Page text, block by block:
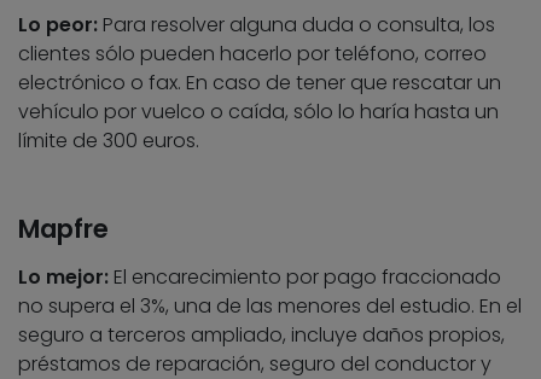
Lo peor: Para resolver alguna duda o consulta, los
clientes sólo pueden hacerlo por teléfono, correo
electrónico o fax. En caso de tener que rescatar un
vehículo por vuelco o caída, sólo lo haría hasta un
límite de 300 euros.
Mapfre
Lo mejor: El encarecimiento por pago fraccionado
no supera el 3%, una de las menores del estudio. En el
seguro a terceros ampliado, incluye daños propios,
préstamos de reparación, seguro del conductor y